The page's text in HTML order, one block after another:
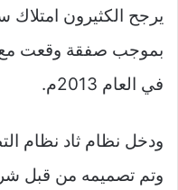
يرجح الكثيرون
بموجب صفقة وقعت مع
في العام 2013م.
وتم تصميمه من قبل